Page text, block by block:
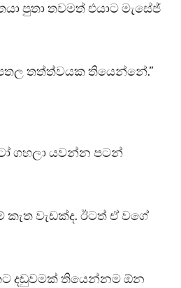
පුතා තවමත් එයාට මැසේජ්
තත්ත්වයක තියෙන්නේ.”
ගහලා යවන්න පටන්
වැඩක්ද. ඊටත් ඒ වගේ
දඬුවමක් තියෙන්නම ඕන